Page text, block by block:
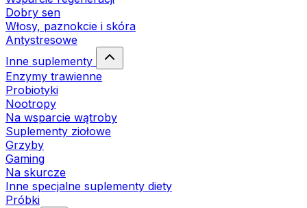
Dobry sen
Włosy, paznokcie i skóra
Antystresowe
Inne suplementy
Enzymy trawienne
Probiotyki
Nootropy
Na wsparcie wątroby
Suplementy ziołowe
Grzyby
Gaming
Na skurcze
Inne specjalne suplementy diety
Próbki